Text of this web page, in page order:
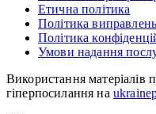
Етична політика
Політика виправлень
Політика
Умови надання
Використання матеріалів
гіперпосилання на